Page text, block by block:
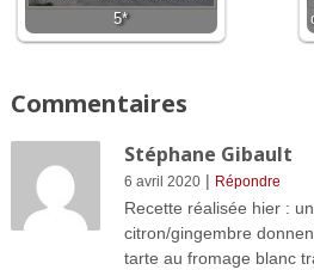
5*
Commentaires
Stéphane Gibault
6 avril 2020| Répondre
Recette réalisée hier :
citron/gingembre
tarte au fromage blanc